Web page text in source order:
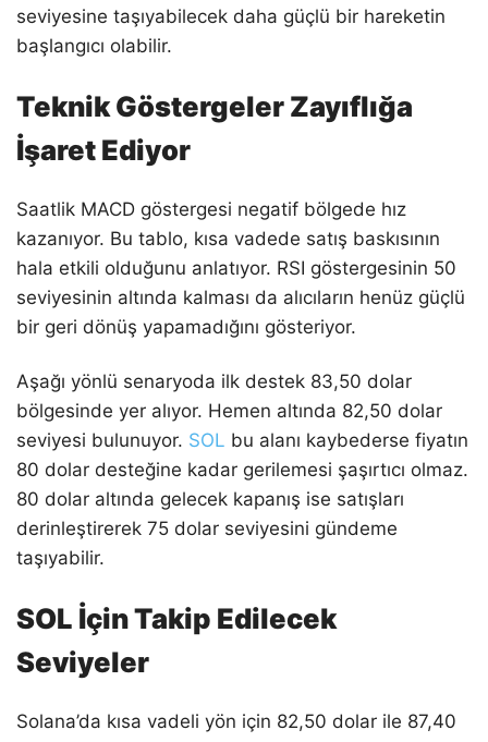
seviyesine taşıyabilecek daha güçlü bir hareketin
başlangıcı olabilir.
Teknik Göstergeler Zayıflığa
İşaret Ediyor
Saatlik MACD göstergesi negatif bölgede hız
kazanıyor. Bu tablo, kısa vadede satış baskısının
hala etkili olduğunu anlatıyor. RSI göstergesinin 50
seviyesinin altında kalması da alıcıların henüz güçlü
bir geri dönüş yapamadığını gösteriyor.
Aşağı yönlü senaryoda ilk destek 83,50 dolar
bölgesinde yer alıyor. Hemen altında 82,50 dolar
seviyesi bulunuyor. SOL bu alanı kaybederse fiyatın
80 dolar desteğine kadar gerilemesi şaşırtıcı olmaz.
80 dolar altında gelecek kapanış ise satışları
derinleştirerek 75 dolar seviyesini gündeme
taşıyabilir.
SOL İçin Takip Edilecek
Seviyeler
Solana’da kısa vadeli yön için 82,50 dolar ile 87,40